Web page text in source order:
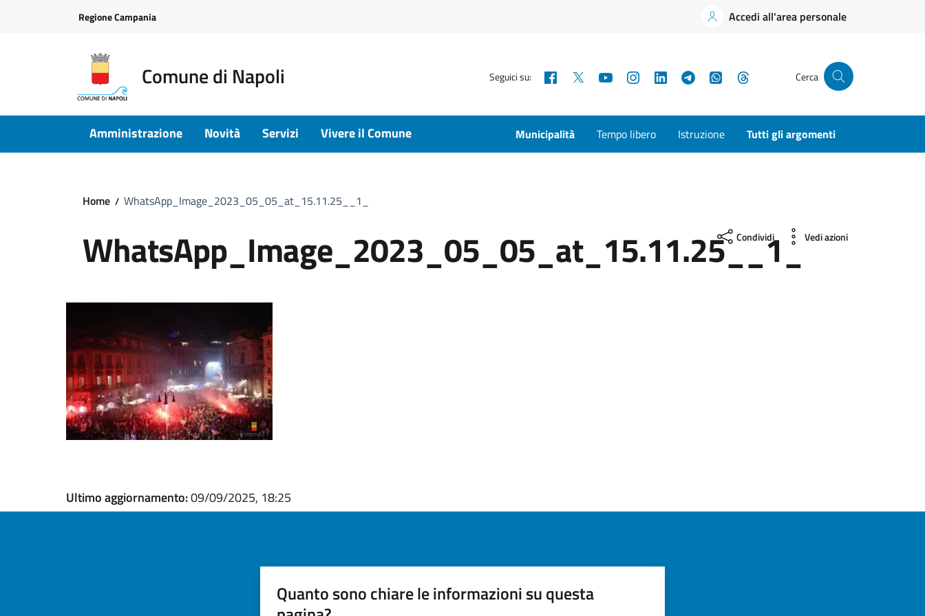
Regione Campania Accedi all'area personale
Comune di Napoli Seguici su: Facebook YouTubeInstagramLinkedInTelegramWhatsApp Cerca
Amministrazione Novità Servizi Vivere il Comune Municipalità Tempo libero Istruzione Tutti gli argomenti
Home WhatsApp_Image_2023_05_05_at_15.11.25__1_
WhatsApp_Image_2023_05_05_at_15.11.25__1_
Condividi Vedi azioni
Ultimo aggiornamento:09/09/2025, 18:25
Quanto sono chiare le informazioni su questa